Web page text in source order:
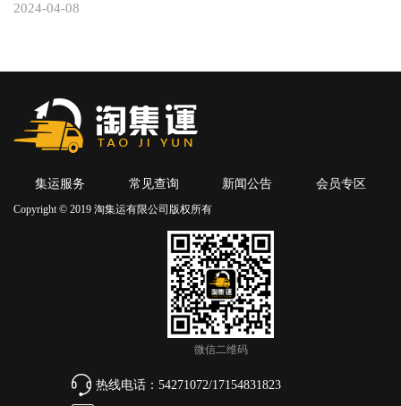
2024-04-08
集运服务 常见查询 新闻公告 会员专区
Copyright © 2019 淘集运有限公司版权所有
微信二维码
热线电话：54271072/17154831823